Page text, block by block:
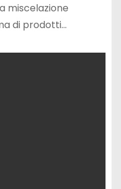
miscelazione
di prodotti…